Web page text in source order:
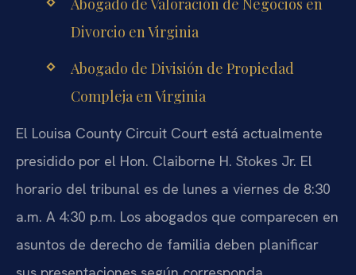
Abogado de Valoración de Negocios en
Divorcio en Virginia
Abogado de División de Propiedad
Compleja en Virginia
El Louisa County Circuit Court está actualmente
presidido por el Hon. Claiborne H. Stokes Jr. El
horario del tribunal es de lunes a viernes de 8:30
a.m. A 4:30 p.m. Los abogados que comparecen en
asuntos de derecho de familia deben planificar